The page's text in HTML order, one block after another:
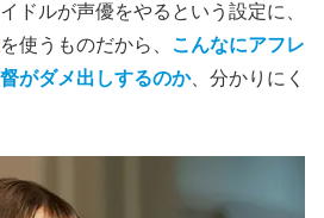
ドルが声優をやるという設定に、
を使うものだから、 こんなにアフレ
がダメ出しするのか、分かりにく